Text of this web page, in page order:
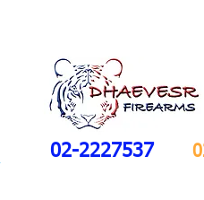
02-2227537